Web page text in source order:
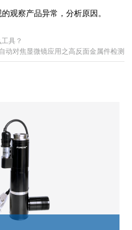
观察产品异常，分析原因。
具？
动对焦显微镜应用之高反面金属件检测